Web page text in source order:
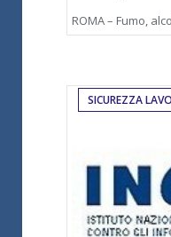
ROMA – Fumo,
SICUREZZA